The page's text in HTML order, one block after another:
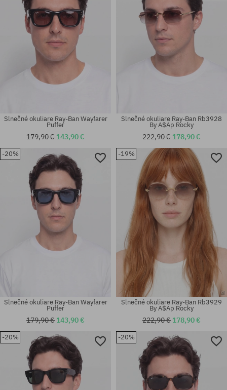
Dostupné veľkosti:
Dostupné veľkosti:
Dostupné veľkosti:
Slnečné okuliare Ray-Ban Wayfarer
Puffer
179,90 € 143,90 €
Dostupné veľkosti:
Slnečné okuliare Ray-Ban Rb3928
By A$Ap Rocky
222,90 € 178,90 €
-20%
Slnečné okuliare Ray-Ban Wayfarer
Puffer
179,90 € 143,90 €
-19%
Slnečné okuliare Ray-Ban Rb3929
By A$Ap Rocky
222,90 € 178,90 €
-20% -20%